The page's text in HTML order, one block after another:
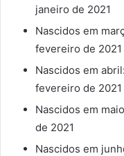
janeiro de 2021
Nascidos em
fevereiro de 2021
Nascidos em
fevereiro de 2021
Nascidos em
de 2021
Nascidos em